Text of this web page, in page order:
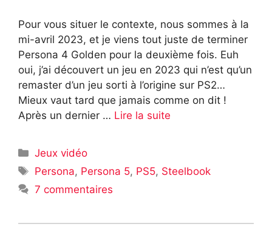
Pour vous situer le contexte, nous sommes à la
mi-avril 2023, et je viens tout juste de terminer
Persona 4 Golden pour la deuxième fois. Euh
oui, j’ai découvert un jeu en 2023 qui n’est qu’un
remaster d’un jeu sorti à l’origine sur PS2…
Mieux vaut tard que jamais comme on dit !
Après un dernier … Lire la suite
Catégories
Jeux vidéo
Étiquettes
Persona, Persona 5, PS5, Steelbook
7 commentaires